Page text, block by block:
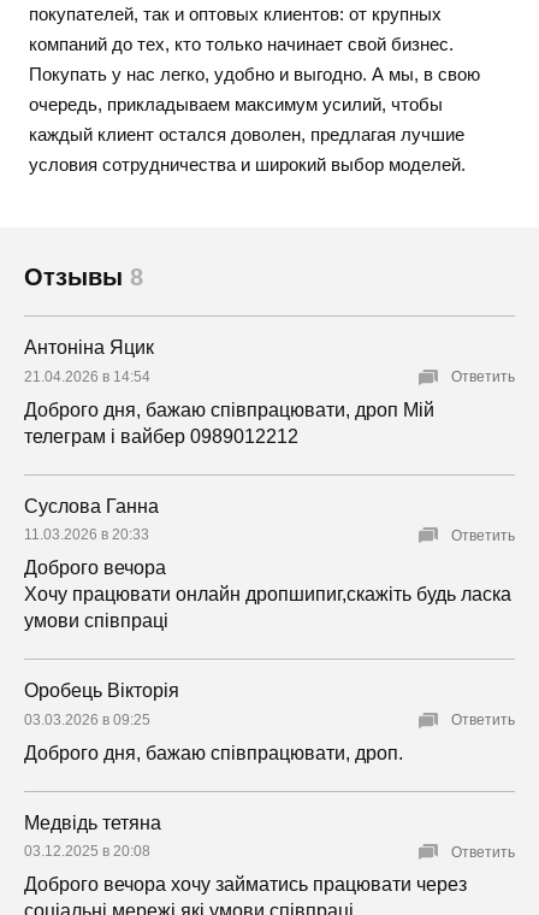
покупателей, так и оптовых клиентов: от крупных
компаний до тех, кто только начинает свой бизнес.
Покупать у нас легко, удобно и выгодно. А мы, в свою
очередь, прикладываем максимум усилий, чтобы
каждый клиент остался доволен, предлагая лучшие
условия сотрудничества и широкий выбор моделей.
Отзывы 8
Антоніна Яцик
21.04.2026 в 14:54
Доброго дня, бажаю співпрацювати, дроп Мій
телеграм і вайбер 0989012212
Ответить
Суслова Ганна
11.03.2026 в 20:33
Доброго вечора
Хочу працювати онлайн дропшипиг,скажіть будь ласка
умови співпраці
Ответить
Оробець Вікторія
03.03.2026 в 09:25
Доброго дня, бажаю співпрацювати, дроп.
Ответить
Медвідь тетяна
03.12.2025 в 20:08
Доброго вечора хочу займатись працювати через
Ответить